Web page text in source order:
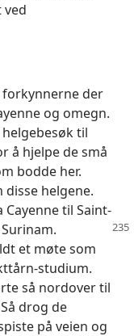
ved
forkynnerne der
og omegn.
til
å hjelpe de små
bodde her.
helgene.
til Saint-
et møte som
studium.
så nordover til
drog de
på veien og